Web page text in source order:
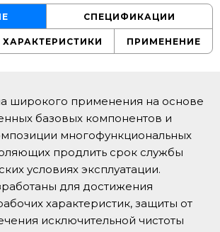
СПЕЦИФИКАЦИИ
ПРИМЕНЕНИЕ
широкого применения на основе
базовых компонентов и
многофункциональных
продлить срок службы
условиях эксплуатации.
для достижения
характеристик, защиты от
исключительной чистоты